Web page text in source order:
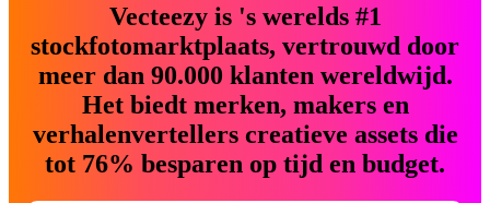
Vecteezy is 's werelds #1
stockfotomarktplaats, vertrouwd door
meer dan 90.000 klanten wereldwijd.
Het biedt merken, makers en
verhalenvertellers creatieve assets die
tot 76% besparen op tijd en budget.